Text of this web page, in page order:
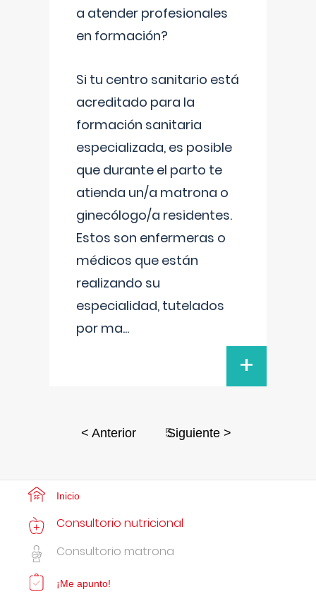
a atender profesionales
en formación?
Si tu centro sanitario está
acreditado para la
formación sanitaria
especializada, es posible
que durante el parto te
atienda un/a matrona o
ginecólogo/a residentes.
Estos son enfermeras o
médicos que están
realizando su
especialidad, tutelados
por ma...
+
< Anterior 5
Siguiente >
Inicio
Consultorio nutricional
Consultorio matrona
¡Me apunto!